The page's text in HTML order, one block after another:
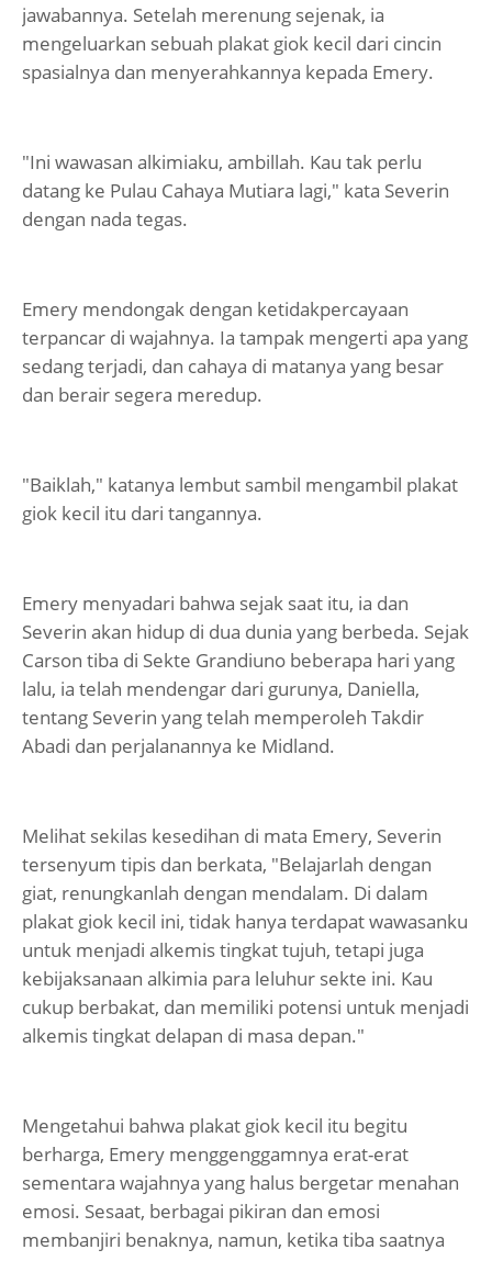
jawabannya. Setelah merenung sejenak, ia
mengeluarkan sebuah plakat giok kecil dari cincin
spasialnya dan menyerahkannya kepada Emery.
"Ini wawasan alkimiaku, ambillah. Kau tak perlu
datang ke Pulau Cahaya Mutiara lagi," kata Severin
dengan nada tegas.
Emery mendongak dengan ketidakpercayaan
terpancar di wajahnya. Ia tampak mengerti apa yang
sedang terjadi, dan cahaya di matanya yang besar
dan berair segera meredup.
"Baiklah," katanya lembut sambil mengambil plakat
giok kecil itu dari tangannya.
Emery menyadari bahwa sejak saat itu, ia dan
Severin akan hidup di dua dunia yang berbeda. Sejak
Carson tiba di Sekte Grandiuno beberapa hari yang
lalu, ia telah mendengar dari gurunya, Daniella,
tentang Severin yang telah memperoleh Takdir
Abadi dan perjalanannya ke Midland.
Melihat sekilas kesedihan di mata Emery, Severin
tersenyum tipis dan berkata, "Belajarlah dengan
giat, renungkanlah dengan mendalam. Di dalam
plakat giok kecil ini, tidak hanya terdapat wawasanku
untuk menjadi alkemis tingkat tujuh, tetapi juga
kebijaksanaan alkimia para leluhur sekte ini. Kau
cukup berbakat, dan memiliki potensi untuk menjadi
alkemis tingkat delapan di masa depan."
Mengetahui bahwa plakat giok kecil itu begitu
berharga, Emery menggenggamnya erat-erat
sementara wajahnya yang halus bergetar menahan
emosi. Sesaat, berbagai pikiran dan emosi
membanjiri benaknya, namun, ketika tiba saatnya